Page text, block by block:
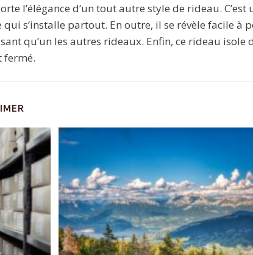
l’élégance d’un tout autre style de rideau. C’est
s’installe partout. En outre, il se révèle facile à
qu’un les autres rideaux. Enfin, ce rideau isole
fermé.